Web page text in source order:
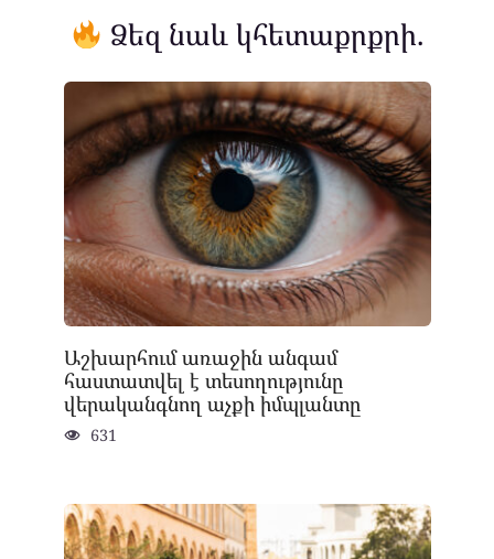
Ձեզ նաև կհետաքրքրի.
Աշխարհում առաջին անգամ
հաստատվել է տեսողությունը
վերականգնող աչքի իմպլանտը
631